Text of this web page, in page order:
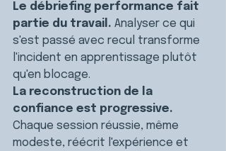
Le débriefing performance fait
partie du travail. Analyser ce qui
s'est passé avec recul transforme
l'incident en apprentissage plutôt
qu'en blocage.
La reconstruction de la
confiance est progressive.
Chaque session réussie, même
modeste, réécrit l'expérience et